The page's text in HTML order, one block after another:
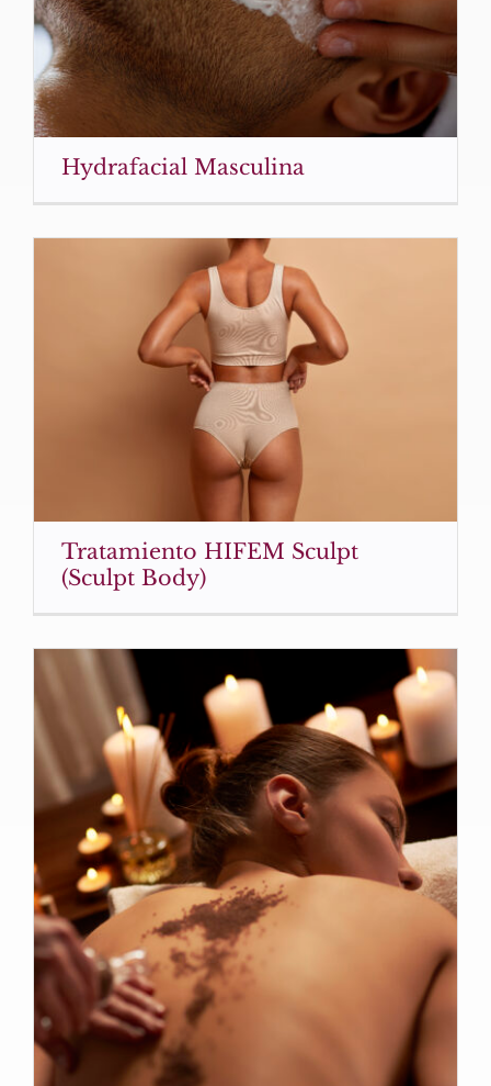
Hydrafacial Masculina
Tratamiento HIFEM Sculpt
(Sculpt Body)